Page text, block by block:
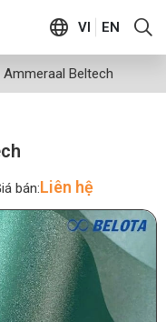
VI EN
Ammeraal Beltech
bán:Liên hệ